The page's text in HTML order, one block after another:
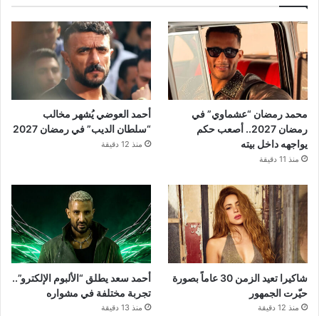
محمد رمضان “عشماوي” في
رمضان 2027.. أصعب حكم
يواجهه داخل بيته
منذ 11 دقيقة
أحمد العوضي يُشهر مخالب
“سلطان الديب” في رمضان 2027
منذ 12 دقيقة
شاكيرا تعيد الزمن 30 عاماً بصورة
حيّرت الجمهور
منذ 12 دقيقة
أحمد سعد يطلق “الألبوم الإلكترو”..
تجربة مختلفة في مشواره
منذ 13 دقيقة